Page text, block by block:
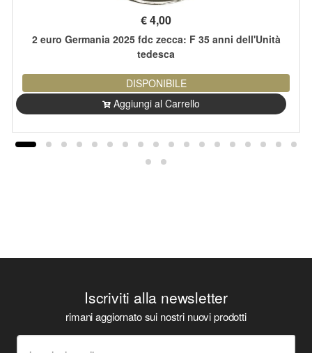
€4,00
2 euro Germania 2025 fdc zecca: F 35 anni dell'Unità
tedesca
DISPONIBILE
Aggiungi al Carrello
Iscriviti alla newsletter
rimani aggiornato sui nostri nuovi prodotti